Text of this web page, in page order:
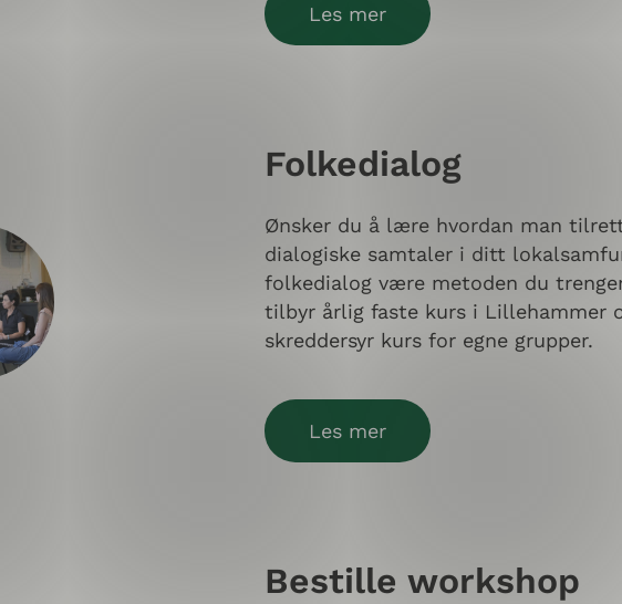
Les mer
Folkedialog
Ønsker du å lære hvordan man
dialogiske samtaler i ditt
folkedialog være metoden du
tilbyr årlig faste kurs i Lillehammer
skreddersyr kurs for egne grupper.
Les mer
Bestille workshop